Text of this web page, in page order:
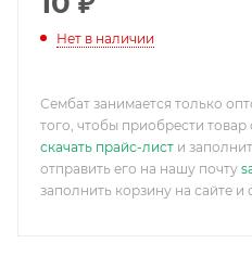
Нет в наличии
Сембат занимается только
того, чтобы приобрести
скачать прайс-лист и
отправить его на нашу почту
заполнить корзину на сайте и